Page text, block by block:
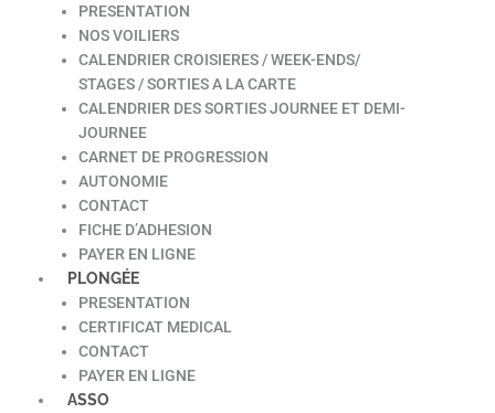
PRESENTATION
NOS VOILIERS
CALENDRIER CROISIERES / WEEK-ENDS/
STAGES / SORTIES A LA CARTE
CALENDRIER DES SORTIES JOURNEE ET DEMI-
JOURNEE
CARNET DE PROGRESSION
AUTONOMIE
CONTACT
FICHE D’ADHESION
PAYER EN LIGNE
PLONGÉE
PRESENTATION
CERTIFICAT MEDICAL
CONTACT
PAYER EN LIGNE
ASSO